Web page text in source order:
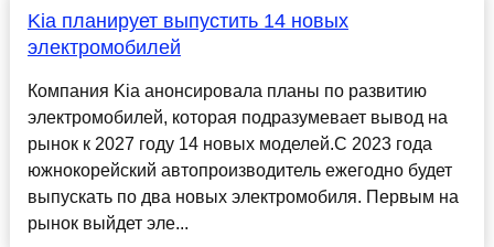
Kia планирует выпустить 14 новых
электромобилей
Компания Kia анонсировала планы по развитию
электромобилей, которая подразумевает вывод на
рынок к 2027 году 14 новых моделей.С 2023 года
южнокорейский автопроизводитель ежегодно будет
выпускать по два новых электромобиля. Первым на
рынок выйдет эле...